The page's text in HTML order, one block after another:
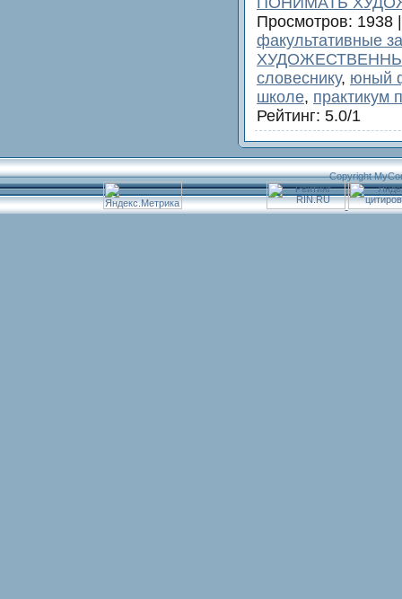
Просмотров: 1938
факультативные
словеснику, юный
школе, практикум
Рейтинг: 5.0/1
Copyright